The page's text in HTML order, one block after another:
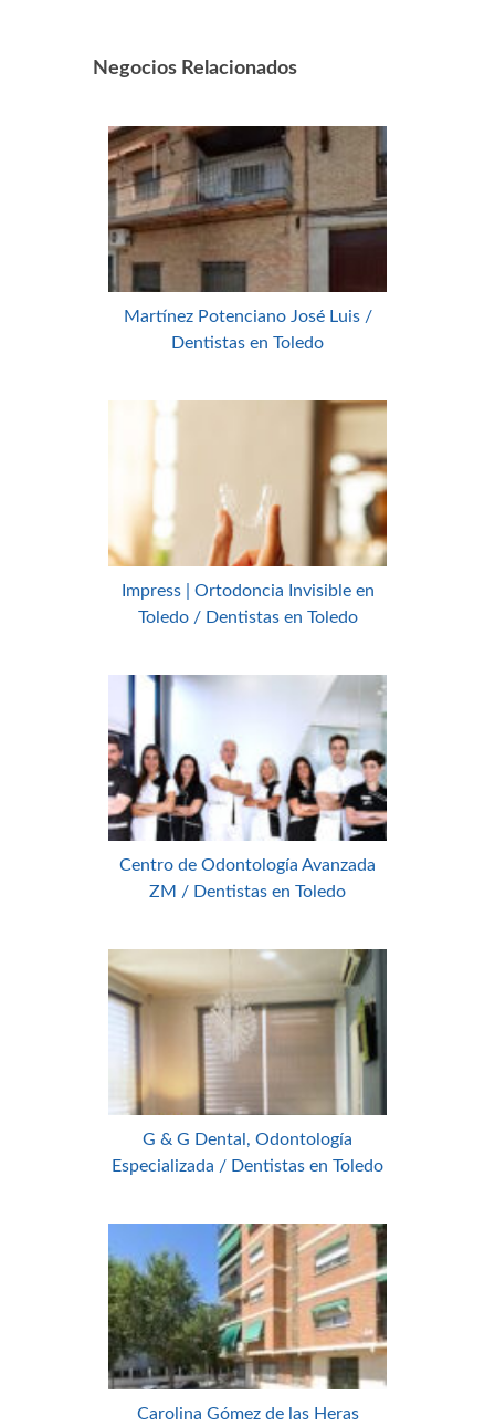
Negocios Relacionados
Martínez Potenciano José Luis /
Dentistas en Toledo
Impress | Ortodoncia Invisible en
Toledo / Dentistas en Toledo
Centro de Odontología Avanzada
ZM / Dentistas en Toledo
G & G Dental, Odontología
Especializada / Dentistas en Toledo
Carolina Gómez de las Heras